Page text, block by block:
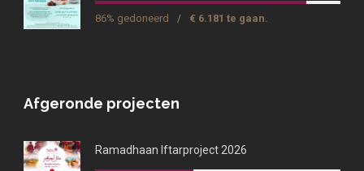
86% gedoneerd / € 6.181 te gaan.
Afgeronde projecten
Ramadhaan Iftarproject 2026